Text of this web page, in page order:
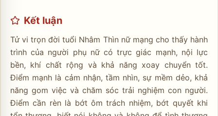
Kết luận
Tử vi trọn đời tuổi Nhâm Thìn nữ mạng cho thấy hành
trình của người phụ nữ có trực giác mạnh, nội lực
bền, khí chất rộng và khả năng xoay chuyển tốt.
Điểm mạnh là cảm nhận, tầm nhìn, sự mềm dẻo, khả
năng gom việc và chăm sóc trải nghiệm con người.
Điểm cần rèn là bớt ôm trách nhiệm, bớt quyết khi